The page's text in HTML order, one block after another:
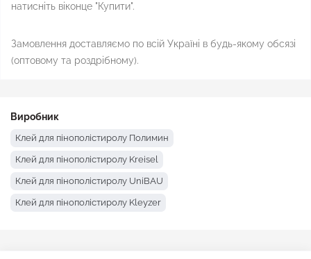
натисніть віконце "Купити".
Замовлення доставляємо по всій Україні в будь-якому обсязі
(оптовому та роздрібному).
Виробник
Клей для пінополістиролу Полимин
Клей для пінополістиролу Kreisel
Клей для пінополістиролу UniBAU
Клей для пінополістиролу Kleyzer